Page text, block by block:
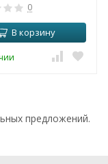
0
В корзину
предложений.